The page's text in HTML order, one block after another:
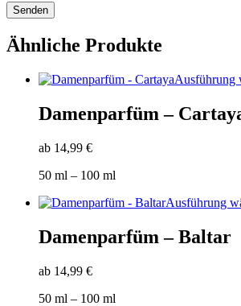
Ähnliche Produkte
Ausführung
Damenparfüm –
ab 14,99 €
50 ml – 100 ml
Ausführung
Damenparfüm – Baltar
ab 14,99 €
50 ml – 100 ml